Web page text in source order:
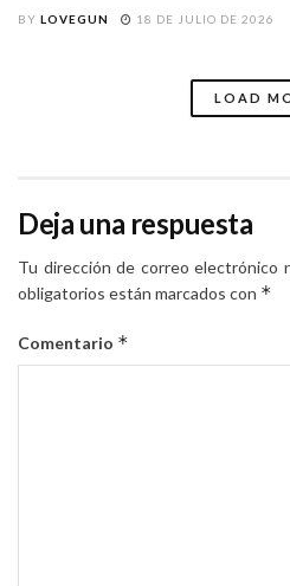
BY LOVEGUN 18 DE JULIO DE 2026
LOAD
Deja una respuesta
Tu dirección de correo electrónico
obligatorios están marcados con *
Comentario *